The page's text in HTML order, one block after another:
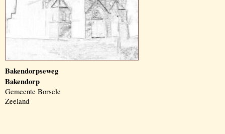
Bakendorpseweg
Bakendorp
Gemeente Borsele
Zeeland